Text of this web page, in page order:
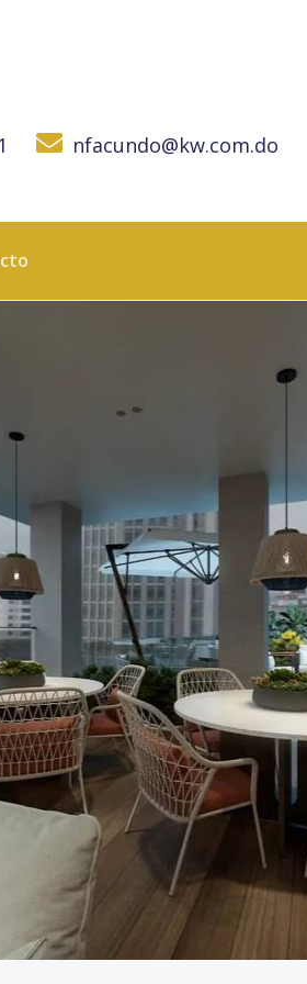
nfacundo@kw.com.do